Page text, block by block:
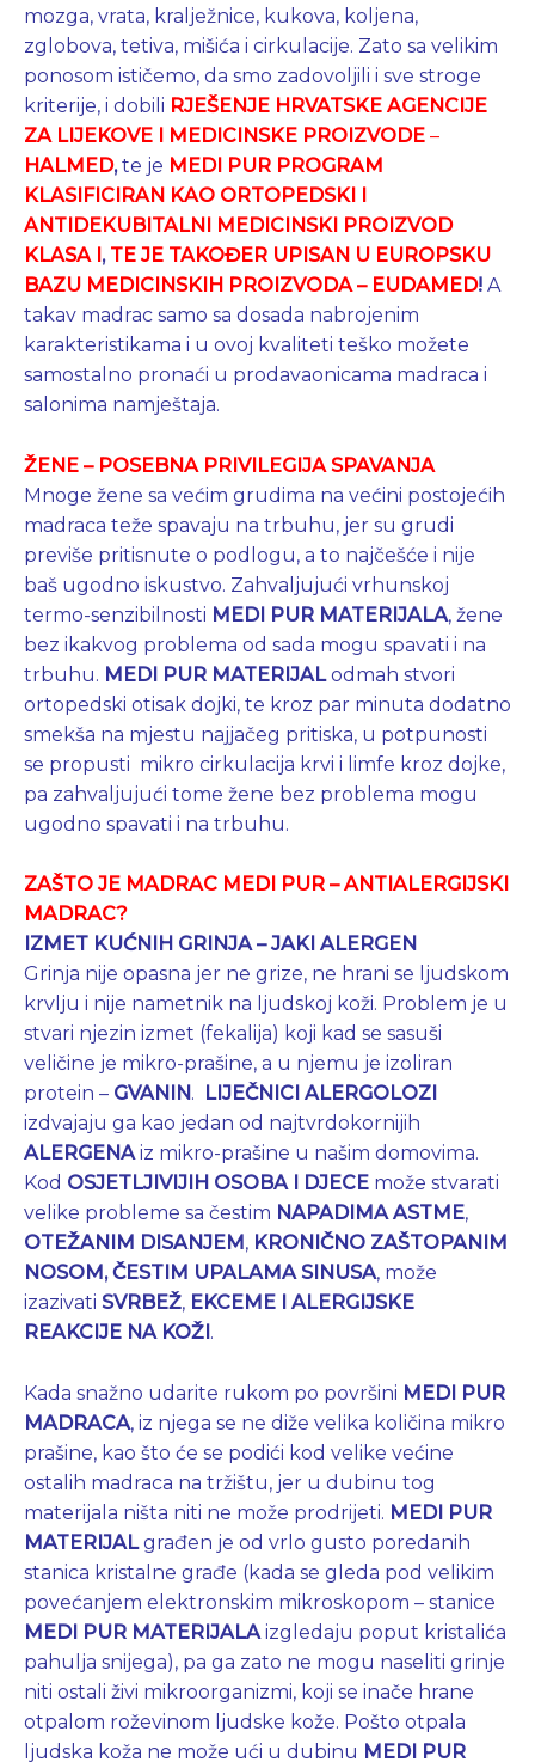
mozga, vrata, kralježnice, kukova, koljena,
zglobova, tetiva, mišića i cirkulacije. Zato sa velikim
ponosom ističemo, da smo zadovoljili i sve stroge
kriterije, i dobili RJEŠENJE HRVATSKE AGENCIJE
ZA LIJEKOVE I MEDICINSKE PROIZVODE –
HALMED,te je MEDI PUR PROGRAM
KLASIFICIRAN KAO ORTOPEDSKI I
ANTIDEKUBITALNI MEDICINSKI PROIZVOD
KLASA I, TE JE TAKOĐER UPISAN U EUROPSKU
BAZU MEDICINSKIH PROIZVODA – EUDAMED! A
takav madrac samo sa dosada nabrojenim
karakteristikama i u ovoj kvaliteti teško možete
samostalno pronaći u prodavaonicama madraca i
salonima namještaja.
ŽENE – POSEBNA PRIVILEGIJA SPAVANJA
Mnoge žene sa većim grudima na većini postojećih
madraca teže spavaju na trbuhu, jer su grudi
previše pritisnute o podlogu, a to najčešće i nije
baš ugodno iskustvo. Zahvaljujući vrhunskoj
termo-senzibilnosti MEDI PUR MATERIJALA, žene
bez ikakvog problema od sada mogu spavati i na
trbuhu. MEDI PUR MATERIJALodmah stvori
ortopedski otisak dojki, te kroz par minuta dodatno
smekša na mjestu najjačeg pritiska, u potpunosti
se propusti mikro cirkulacija krvi i limfe kroz dojke,
pa zahvaljujući tome žene bez problema mogu
ugodno spavati i na trbuhu.
ZAŠTO JE MADRAC MEDI PUR – ANTIALERGIJSKI
MADRAC?
IZMET KUĆNIH GRINJA – JAKI ALERGEN
Grinja nije opasna jer ne grize, ne hrani se ljudskom
krvlju i nije nametnik na ljudskoj koži. Problem je u
stvari njezin izmet (fekalija) koji kad se sasuši
veličine je mikro-prašine, a u njemu je izoliran
protein – GVANIN.
LIJEČNICI ALERGOLOZI
izdvajaju ga kao jedan od najtvrdokornijih
ALERGENAiz mikro-prašine u našim domovima.
Kod OSJETLJIVIJIH OSOBA I DJECE može stvarati
velike probleme sa čestim NAPADIMA ASTME,
OTEŽANIM DISANJEM , KRONIČNO ZAŠTOPANIM
NOSOM, ČESTIM UPALAMA SINUSA, može
izazivati SVRBEŽ, EKCEME
ALERGIJSKE
REAKCIJE NA KOŽI .
Kada snažno udarite rukom po površini MEDI PUR
MADRACA, iz njega se ne diže velika količina mikro
prašine, kao što će se podići kod velike većine
ostalih madraca na tržištu, jer u dubinu tog
materijala ništa niti ne može prodrijeti. MEDI PUR
MATERIJALgrađen je od vrlo gusto poredanih
stanica kristalne građe (kada se gleda pod velikim
povećanjem elektronskim mikroskopom – stanice
MEDI PUR MATERIJALA izgledaju poput kristalića
pahulja snijega), pa ga zato ne mogu naseliti grinje
niti ostali živi mikroorganizmi, koji se inače hrane
otpalom roževinom ljudske kože. Pošto otpala
ljudska koža ne može ući u dubinu MEDI PUR